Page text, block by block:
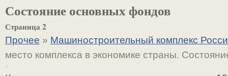
Состояние основных фондов
Страница 2
Прочее » Машиностроительный комплекс
место комплекса в экономике страны.